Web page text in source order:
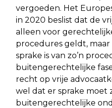
vergoeden. Het
in 2020 beslist dat de
alleen voor
procedures geldt,
sprake is van zo’n
buitengerechtelijke
recht op vrije
wel dat er sprake moet
buitengerechtelijke